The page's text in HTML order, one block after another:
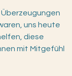
uns heute
diese
mit Mitgefühl